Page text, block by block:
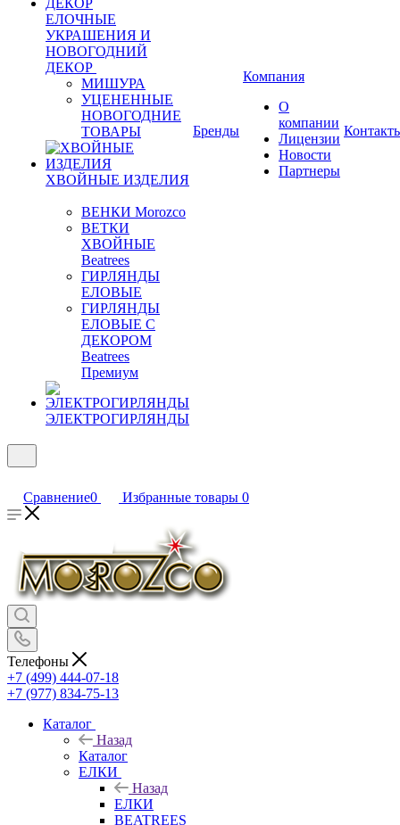
ЕЛОЧНЫЕ
УКРАШЕНИЯ И
НОВОГОДНИЙ
ДЕКОР
МИШУРА
УЦЕНЕННЫЕ
НОВОГОДНИЕ
ТОВАРЫ
ХВОЙНЫЕ ИЗДЕЛИЯ
ВЕНКИ Morozco
ВЕТКИ
ХВОЙНЫЕ
Beatrees
ГИРЛЯНДЫ
ЕЛОВЫЕ
ГИРЛЯНДЫ
ЕЛОВЫЕ С
ДЕКОРОМ
Beatrees
Премиум
ЭЛЕКТРОГИРЛЯНДЫ
Бренды
Компания
О
компании
Лицензии
Новости
Партнеры
Сравнение0 Избранные товары 0
Телефоны
+7 (499) 444-07-18
+7 (977) 834-75-13
Каталог
Назад
Каталог
ЕЛКИ
Назад
ЕЛКИ
BEATREES